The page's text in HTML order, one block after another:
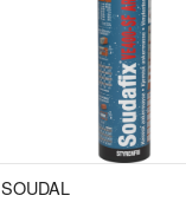
SOUDAL